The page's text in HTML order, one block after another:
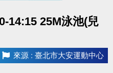
14:15 25M泳池(兒
來源 : 臺北市大安運動中心